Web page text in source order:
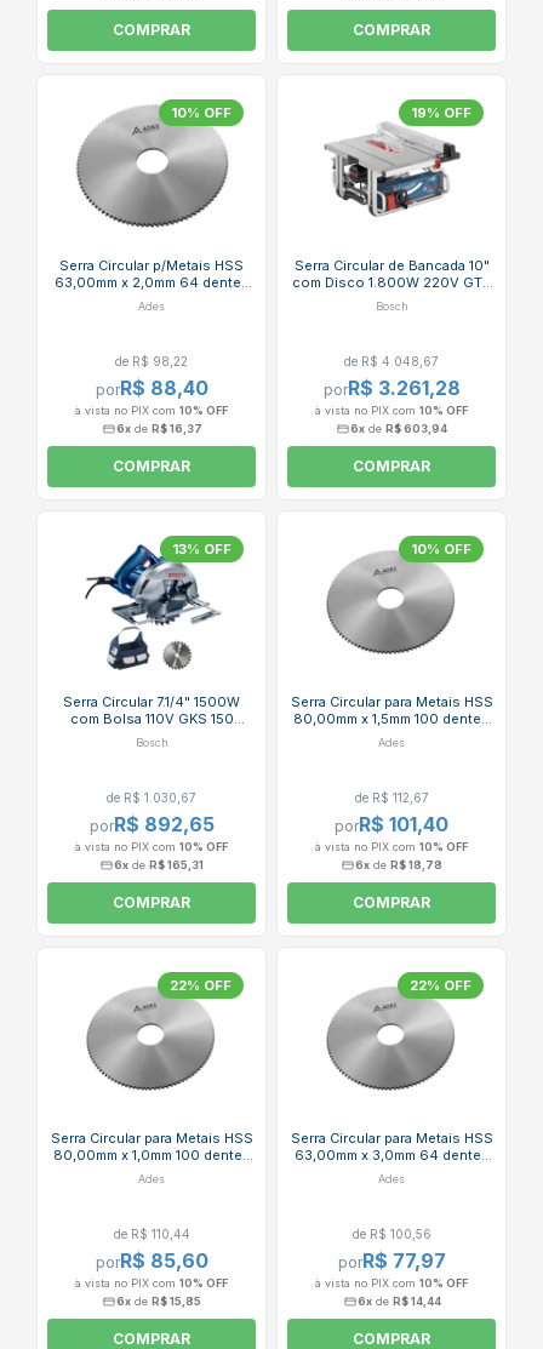
COMPRAR COMPRAR
10% OFF
Serra Circular p/Metais HSS
63,00mm x 2,0mm 64 dentes
Din 1837 ADES
Ades
de R$ 98,22
porR$ 88,40
à vista no PIX com 10% OFF
6xde R$ 16,37
COMPRAR
19% OFF
Serra Circular de Bancada 10"
com Disco 1.800W 220V GTS
10 J BOSCH
Bosch
de R$ 4.048,67
porR$ 3.261,28
à vista no PIX com 10% OFF
6x de R$ 603,94
COMPRAR
13% OFF
Serra Circular 7.1/4" 1500W
com Bolsa 110V GKS 150
BOSCH
Bosch
de R$ 1.030,67
porR$ 892,65
à vista no PIX com 10% OFF
6x de R$ 165,31
COMPRAR
10% OFF
Serra Circular para Metais HSS
80,00mm x 1,5mm 100 dentes
Din 1837 ADES
Ades
de R$ 112,67
porR$ 101,40
à vista no PIX com 10% OFF
6x de R$ 18,78
COMPRAR
22% OFF
Serra Circular para Metais HSS
80,00mm x 1,0mm 100 dentes
Din 1837 ADES
Ades
de R$ 110,44
porR$ 85,60
à vista no PIX com 10% OFF
6x de R$ 15,85
COMPRAR
22% OFF
Serra Circular para Metais HSS
63,00mm x 3,0mm 64 dentes
Din 1837 ADES
Ades
de R$ 100,56
porR$ 77,97
à vista no PIX com 10% OFF
6xde R$ 14,44
COMPRAR